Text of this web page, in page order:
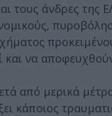
τους άνδρες της
και να
από μερικά
κάποιος